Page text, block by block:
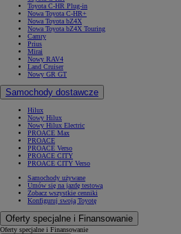
Toyota C-HR Plug-in
Nowa Toyota C-HR+
Nowa Toyota bZ4X
Nowa Toyota bZ4X Touring
Camry
Prius
Mirai
Nowy RAV4
Land Cruiser
Nowy GR GT
Samochody dostawcze
Hilux
Nowy Hilux
Nowy Hilux Electric
PROACE Max
PROACE
PROACE Verso
PROACE CITY
PROACE CITY Verso
Samochody używane
Umów się na jazdę testową
Zobacz wszystkie cenniki
Konfiguruj swoją Toyotę
Oferty specjalne i Finansowanie
Oferty specjalne i Finansowanie